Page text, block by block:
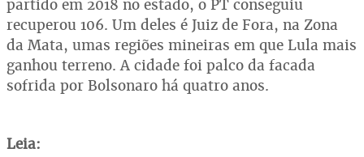
partido em 2018 no estado, o PT conseguiu
recuperou 106. Um deles é Juiz de Fora, na Zona
da Mata, umas regiões mineiras em que Lula mais
ganhou terreno. A cidade foi palco da facada
sofrida por Bolsonaro há quatro anos.
Leia: